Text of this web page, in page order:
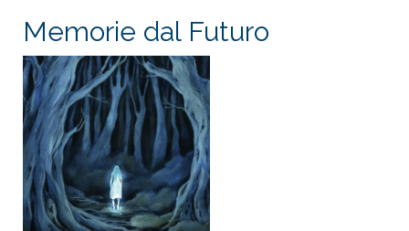
Memorie dal Futuro